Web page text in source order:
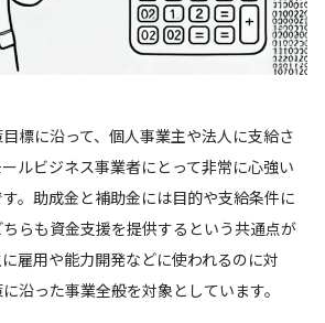
標に沿って、個人事業主や法人に支給さ
ルビジネス事業者にとって非常に心強い
。助成金と補助金には目的や支給条件に
らも資金支援を提供するという共通点が
雇用や能力開発などに使われるのに対
沿った事業全般を対象としています。